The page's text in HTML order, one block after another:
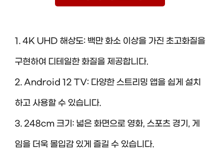
1. 4K UHD 해상도: 백만 화소 이상을 가진 초고화질을
구현하여 디테일한 화질을 제공합니다.
2. Android 12 TV: 다양한 스트리밍 앱을 쉽게 설치
하고 사용할 수 있습니다.
3. 248cm 크기: 넓은 화면으로 영화, 스포츠 경기, 게
임을 더욱 몰입감 있게 즐길 수 있습니다.